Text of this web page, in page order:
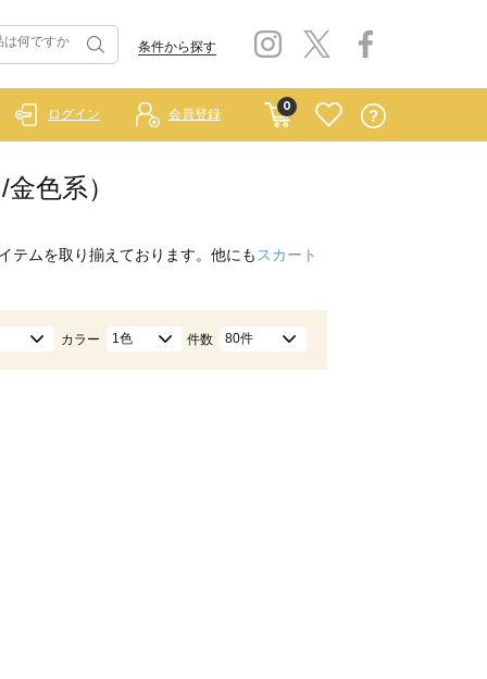
条件から探す
0
ログイン 会員登録
色系）
テムを取り揃えております。他にも スカート
カラー 1色 件数 80件